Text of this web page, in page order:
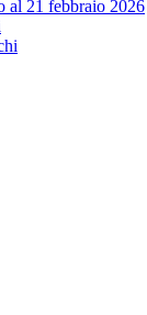
al 21 febbraio 2026